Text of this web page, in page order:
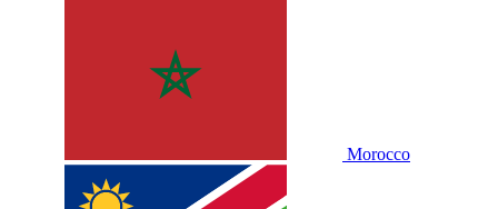
Morocco